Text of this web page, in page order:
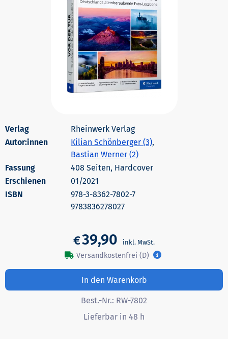
Rheinwerk Verlag
Autor:innen
Kilian Schönberger (3),
Bastian Werner (2)
408 Seiten, Hardcover
Erschienen
01/2021
978-3-8362-7802-7
9783836278027
€39,90
Versandkostenfrei (D)
In den Warenkorb
Best.-Nr.: RW-7802
Lieferbar in 48 h